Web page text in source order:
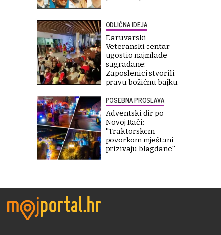
ODLIČNA IDEJA
Daruvarski
Veteranski centar
ugostio najmlađe
sugrađane:
Zaposlenici stvorili
pravu božićnu bajku
POSEBNA PROSLAVA
Adventski đir po
Novoj Rači:
''Traktorskom
povorkom mještani
prizivaju blagdane''